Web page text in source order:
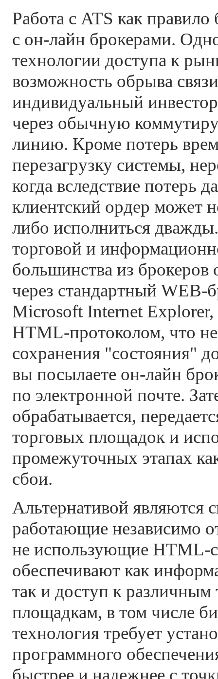
Работа с ATS как
с он-лайн брокерами.
технологии доступа к
возможность обрыва
индивидуальный
через обычную
линию. Кроме потерь
перезагрузку системы,
когда вследствие потерь
клиентский ордер может
либо исполниться
торговой и
большинства из
через стандартный WEB-
Microsoft Internet
HTML-протоколом, что не
сохранения "состояния"
вы посылаете он-лайн
по электронной почте.
обрабатывается,
торговых площадок и
промежуточных этапах
сбои.
Альтернативой являются
работающие независимо
не использующие HTML-
обеспечивают как
так и доступ к различным
площадкам, в том числе
технология требует
программного
быстрее и надежнее с